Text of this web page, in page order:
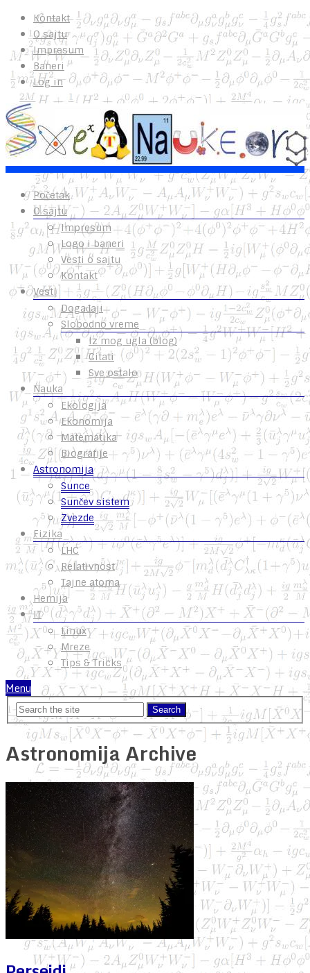
Kontakt
O sajtu
Impresum
Baneri
Log in
Početak
O sajtu
Impresum
Logo i baneri
Vesti o sajtu
Kontakt
Vesti
Događaji
Slobodno vreme
Iz mog ugla (blog)
Citati
Sve ostalo
Nauka
Ekologija
Ekonomija
Matematika
Biografije
Astronomija
Sunce
Sunčev sistem
Zvezde
Fizika
LHC
Relativnost
Tajne atoma
Hemija
IT
Linux
Mreze
Tips & Tricks
Menu
Astronomija Archive